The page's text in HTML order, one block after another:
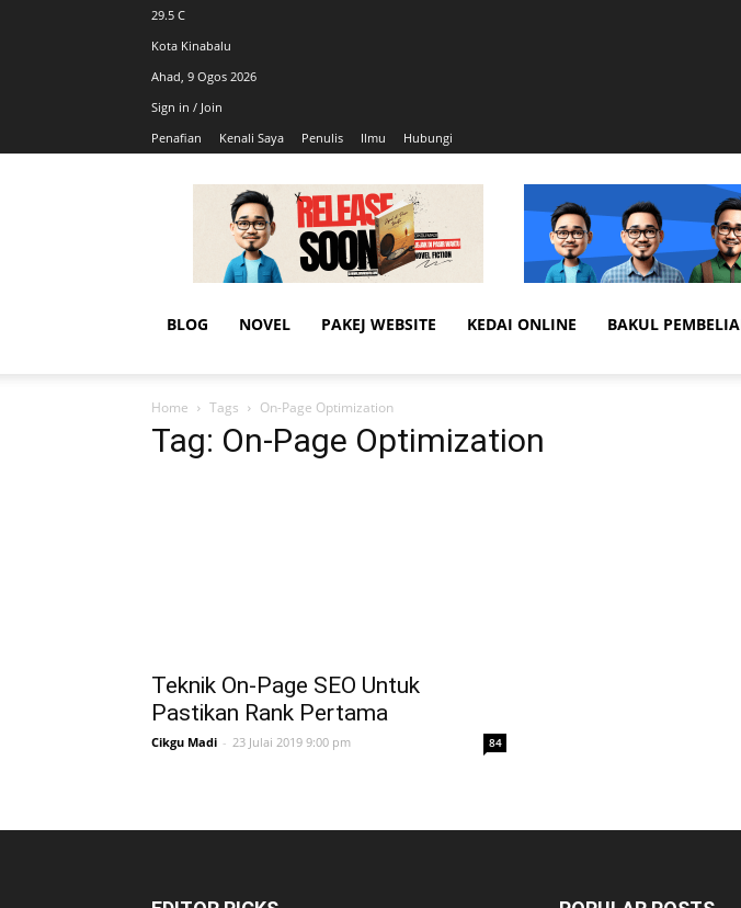
29.5 C
Kota Kinabalu
Ahad, 9 Ogos 2026
Sign in / Join
Penafian
Kenali Saya Penulis Ilmu Hubungi
AhmadiKatu
BLOG NOVEL PAKEJ WEBSITE KEDAI ONLINE BAKUL
Home Tags On-Page Optimization
Tag: On-Page Optimization
Teknik On-Page SEO Untuk
Pastikan Rank Pertama
Cikgu Madi - 23 Julai 2019 9:00 pm 84